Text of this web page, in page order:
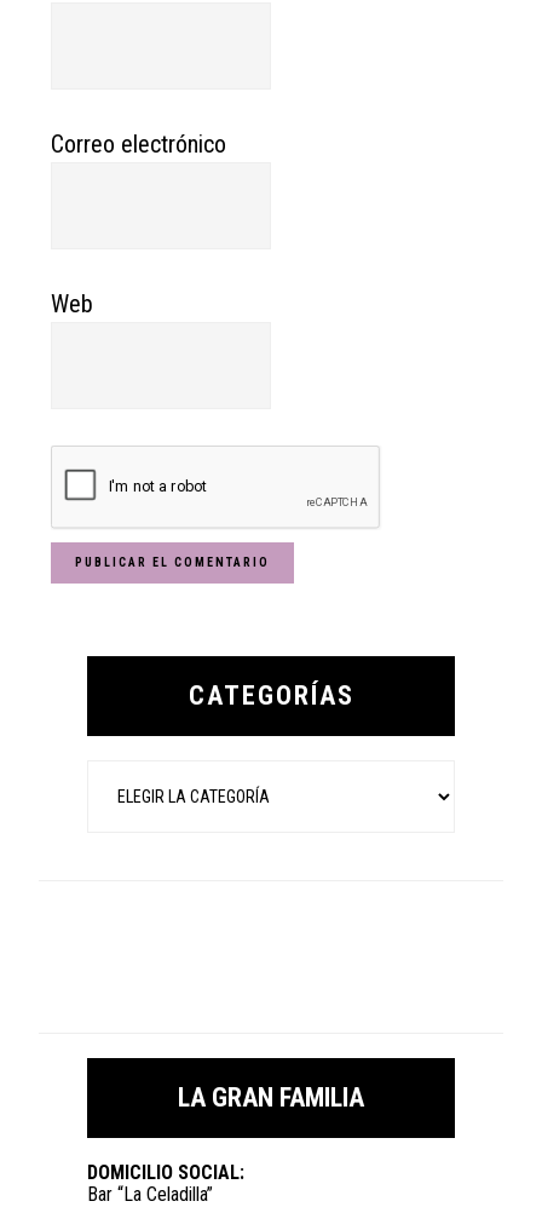
Correo electrónico
Web
Primary
CATEGORÍAS
LA GRAN FAMILIA
DOMICILIO SOCIAL:
Bar “La Celadilla”